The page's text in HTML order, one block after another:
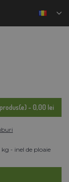
- 0,00 lei
- inel de ploaie